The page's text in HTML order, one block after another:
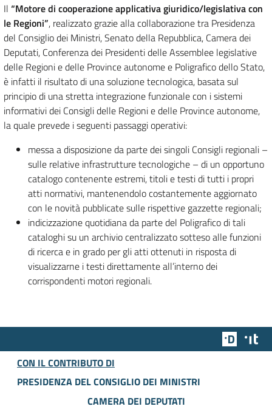
Il “Motore di cooperazione applicativa giuridico/legislativa con
le Regioni”, realizzato grazie alla collaborazione tra Presidenza
del Consiglio dei Ministri, Senato della Repubblica, Camera dei
Deputati, Conferenza dei Presidenti delle Assemblee legislative
delle Regioni e delle Province autonome e Poligrafico dello Stato,
è infatti il risultato di una soluzione tecnologica, basata sul
principio di una stretta integrazione funzionale con i sistemi
informativi dei Consigli delle Regioni e delle Province autonome,
la quale prevede i seguenti passaggi operativi:
messa a disposizione da parte dei singoli Consigli regionali –
sulle relative infrastrutture tecnologiche – di un opportuno
catalogo contenente estremi, titoli e testi di tutti i propri
atti normativi, mantenendolo costantemente aggiornato
con le novità pubblicate sulle rispettive gazzette regionali;
indicizzazione quotidiana da parte del Poligrafico di tali
cataloghi su un archivio centralizzato sotteso alle funzioni
di ricerca e in grado per gli atti ottenuti in risposta di
visualizzarne i testi direttamente all’interno dei
corrispondenti motori regionali.
Team
CON IL CONTRIBUTO DI
PRESIDENZA DEL CONSIGLIO DEI MINISTRI
CAMERA DEI DEPUTATI